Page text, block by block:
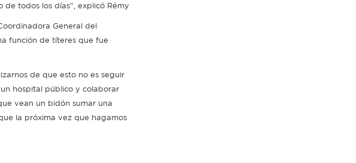
todos los días”, explicó Rémy
General del
función de títeres que fue
de que esto no es seguir
hospital público y colaborar
vean un bidón sumar una
la próxima vez que hagamos